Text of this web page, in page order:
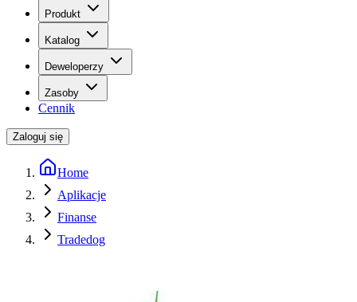
Produkt
Katalog
Deweloperzy
Zasoby
Cennik
Zaloguj się
Home
Aplikacje
Finanse
Tradedog